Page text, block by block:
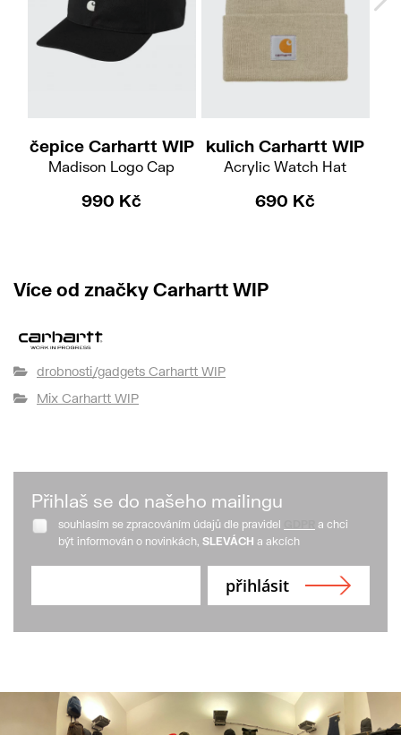
čepice Carhartt WIP
Madison Logo Cap
990 Kč
kulich Carhartt WIP
Acrylic Watch Hat
690 Kč
Více od značky Carhartt WIP
drobnosti/gadgets Carhartt WIP
Mix Carhartt WIP
Přihlaš se do našeho mailingu
souhlasím se zpracováním údajů dle pravidel
a chci
být informován o novinkách, SLEVÁCH a akcích